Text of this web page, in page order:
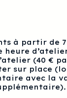
à partir de
heure
(40 €
sur place
avec la